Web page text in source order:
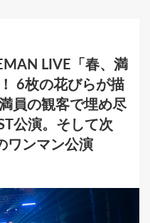
LIVE「春、満
6枚の花びらが描
員の観客で埋め尽
公演。そして次
ワンマン公演